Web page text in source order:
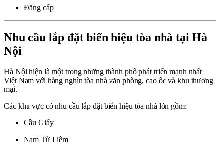
Đẳng cấp
Nhu cầu lắp đặt biển hiệu tòa nhà tại Hà
Nội
Hà Nội hiện là một trong những thành phố phát triển mạnh nhất
Việt Nam với hàng nghìn tòa nhà văn phòng, cao ốc và khu thương
mại.
Các khu vực có nhu cầu lắp đặt biển hiệu tòa nhà lớn gồm:
Cầu Giấy
Nam Từ Liêm